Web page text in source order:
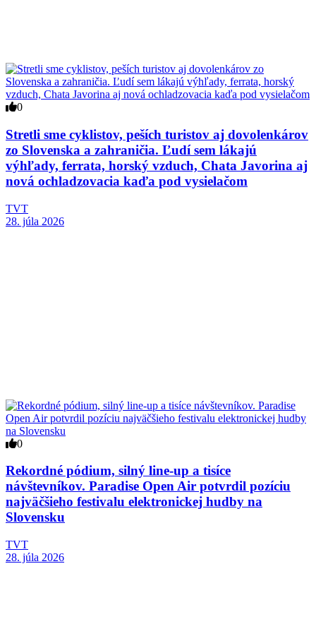
0
Stretli sme cyklistov, peších turistov aj dovolenkárov
zo Slovenska a zahraničia. Ľudí sem lákajú
výhľady, ferrata, horský vzduch, Chata Javorina aj
nová ochladzovacia kaďa pod vysielačom
TVT
28. júla 2026
0
Rekordné pódium, silný line-up a tisíce
návštevníkov. Paradise Open Air potvrdil pozíciu
najväčšieho festivalu elektronickej hudby na
Slovensku
TVT
28. júla 2026